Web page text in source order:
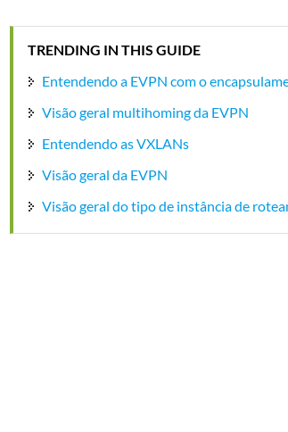
TRENDING IN THIS GUIDE
Entendendo a EVPN com o
Visão geral multihoming da EVPN
Entendendo as VXLANs
Visão geral da EVPN
Visão geral do tipo de instância de